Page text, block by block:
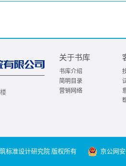
关于书库
书库介绍
简明目录
营销网络
标准设计研究院 版权所有 京公网